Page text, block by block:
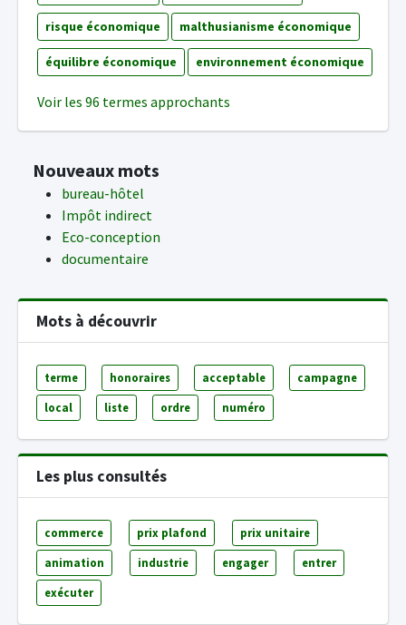
risque économique malthusianisme économique
équilibre économique environnement économique
Voir les 96 termes approchants
Nouveaux mots
bureau-hôtel
Impôt indirect
Eco-conception
documentaire
Mots à découvrir
terme honoraires acceptable campagne
local liste ordre numéro
Les plus consultés
commerce prix plafond prix unitaire
animation industrie engager entrer
exécuter